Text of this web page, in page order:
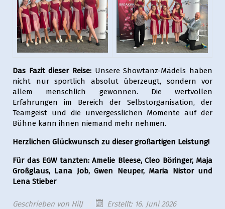
Das Fazit dieser Reise: Unsere Showtanz-Mädels haben
nicht nur sportlich absolut überzeugt, sondern vor
allem menschlich gewonnen. Die wertvollen
Erfahrungen im Bereich der Selbstorganisation, der
Teamgeist und die unvergesslichen Momente auf der
Bühne kann ihnen niemand mehr nehmen.
Herzlichen Glückwunsch zu dieser großartigen Leistung!
Für das EGW tanzten: Amelie Bleese, Cleo Böringer, Maja
Großglaus, Lana Job, Gwen Neuper, Maria Nistor und
Lena Stieber
Geschrieben von HilJ Erstellt: 16. Juni 2026